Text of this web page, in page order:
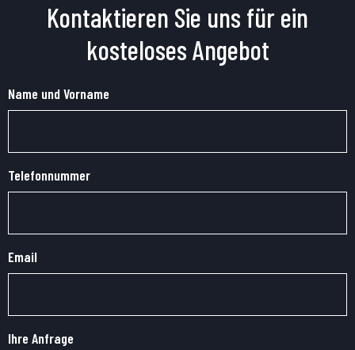
Kontaktieren Sie uns für ein
kosteloses Angebot
Name und Vorname
Telefonnummer
Email
Ihre Anfrage